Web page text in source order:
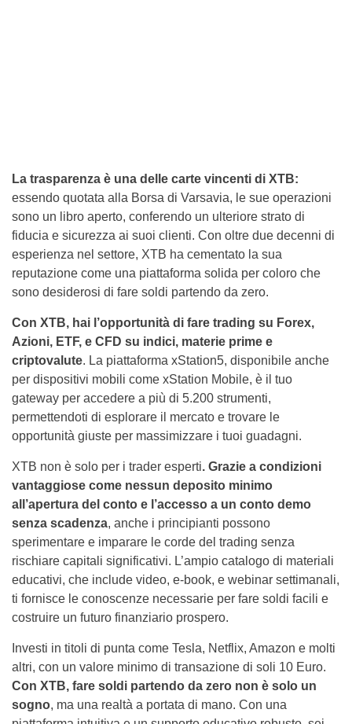
La trasparenza è una delle carte vincenti di XTB:
essendo quotata alla Borsa di Varsavia, le sue operazioni
sono un libro aperto, conferendo un ulteriore strato di
fiducia e sicurezza ai suoi clienti. Con oltre due decenni di
esperienza nel settore, XTB ha cementato la sua
reputazione come una piattaforma solida per coloro che
sono desiderosi di fare soldi partendo da zero.
Con XTB, hai l’opportunità di fare trading su Forex,
Azioni, ETF, e CFD su indici, materie prime e
criptovalute. La piattaforma xStation5, disponibile anche
per dispositivi mobili come xStation Mobile, è il tuo
gateway per accedere a più di 5.200 strumenti,
permettendoti di esplorare il mercato e trovare le
opportunità giuste per massimizzare i tuoi guadagni.
XTB non è solo per i trader esperti. Grazie a condizioni
vantaggiose come nessun deposito minimo
all’apertura del conto e l’accesso a un conto demo
senza scadenza, anche i principianti possono
sperimentare e imparare le corde del trading senza
rischiare capitali significativi. L’ampio catalogo di materiali
educativi, che include video, e-book, e webinar settimanali,
ti fornisce le conoscenze necessarie per fare soldi facili e
costruire un futuro finanziario prospero.
Investi in titoli di punta come Tesla, Netflix, Amazon e molti
altri, con un valore minimo di transazione di soli 10 Euro.
Con XTB, fare soldi partendo da zero non è solo un
sogno, ma una realtà a portata di mano. Con una